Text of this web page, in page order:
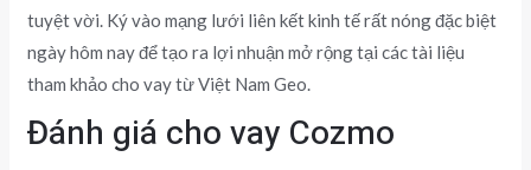
tuyệt vời. Ký vào mạng lưới liên kết kinh tế rất nóng đặc biệt
ngày hôm nay để tạo ra lợi nhuận mở rộng tại các tài liệu
tham khảo cho vay từ Việt Nam Geo.
Đánh giá cho vay Cozmo